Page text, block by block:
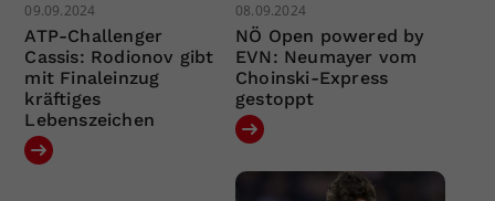
09.09.2024
ATP-Challenger
Cassis: Rodionov gibt
mit Finaleinzug
kräftiges
Lebenszeichen
08.09.2024
NÖ Open powered by
EVN: Neumayer vom
Choinski-Express
gestoppt